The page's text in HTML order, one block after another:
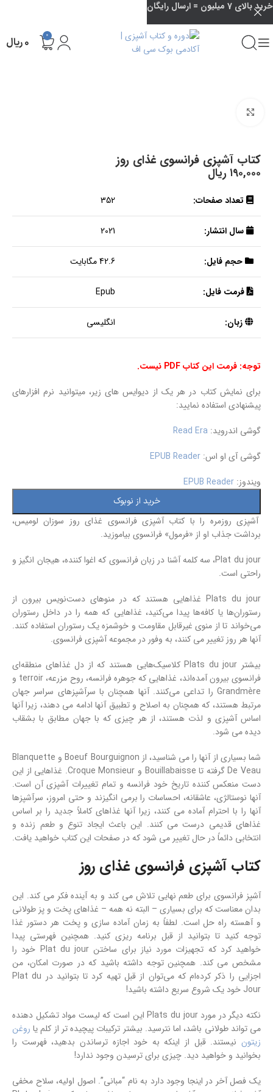
0 ۰ریال
کتاب آشپزی فرانسوی غذای روز
۱۹۰,۰۰۰ ریال
تعداد صفحات: 352
سال انتشار: 2021
حجم فایل: 42.6 مگابایت
فرمت فایل: Epub
زبان: انگلیسی
توجه: فرمت این کتاب PDF نیست.
برای نمایش کتاب در هر یک از دیوایس های زیر، میتوانید نرم افزارهای
پیشنهادی استفاده نمایید:
گوشی اندروید: Read Era
گوشی آی او اس: EPUB Reader
ویندوز: EPUB Reader
خرید از نوبوک
آشپزی روزمره را با کتاب آشپزی فرانسوی غذای روز سوزان لومیس،
برداشت جذاب او از «فرمول» فرانسوی بیاموزید.
Plat du jour، سه کلمه آشنا در زبان فرانسوی که اغوا کننده، هیجان انگیز و
راحتی است.
Plats du jour غذاهایی هستند که در منوهای دست‌نویس بیرون از
رستوران‌ها یا کافه‌ها پیدا می‌کنید، غذاهایی که همه را در داخل رستوران
می‌خواند تا از منوی غیرقابل مقاومت و خوشمزه یک رستوران استفاده کنند.
آنها هر روز تغییر می کنند، به وفور در مجموعه آشپزی فرانسوی.
بیشتر Plats du jour کلاسیک‌هایی هستند که از دل غذاهای منطقه‌ای
فرانسوی بیرون آمده‌اند، غذاهایی که جوهره فرانسه، روح مزرعه، terroir و
Grandmère را تداعی می‌کنند. آنها همچنان با سرآشپزهای سراسر جهان
مرتبط هستند، که همچنان به اصلاح و تطبیق آنها ادامه می دهند، زیرا آنها
اساس آشپزی و لذت هستند، از هر چیزی که با جهان مطابق با بشقاب
دیده می شود.
شما بسیاری از آنها را می شناسید، از Boeuf Bourguignon و Blanquette
De Veau گرفته تا Bouillabaisse و Croque Monsieur. غذاهایی از این
دست منعکس کننده تاریخ خود فرانسه و تمام تغییرات آشپزی آن است.
آنها نوستالژی، عاشقانه، احساسات را برمی انگیزند و حتی امروز، سرآشپزها
آنها را با احترام آماده می کنند، زیرا آنها غذاهای کاملاً جدید را بر اساس
غذاهای قدیمی درست می کنند. این باعث ایجاد تنوع و طعم زنده و
انتخابی دائماً در حال تغییر می شود که در صفحات این کتاب خواهید یافت.
کتاب آشپزی فرانسوی غذای روز
آشپز فرانسوی برای طعم نهایی تلاش می کند و به آینده فکر می کند. این
بدان معناست که برای بسیاری – البته نه همه – غذاهای پخت و پز طولانی
و آهسته راه حل است. لطفاً به زمان آماده سازی و پخت هر دستور غذا
توجه کنید تا بتوانید از قبل برنامه ریزی کنید. همچنین فهرستی پیدا
خواهید کرد که تجهیزات مورد نیاز برای ساختن Plat du jour خود را
مشخص می کند. همچنین توجه داشته باشید که در صورت امکان، من
اجزایی را ذکر کرده‌ام که می‌توان از قبل تهیه کرد تا بتوانید در Plat du
Jour خود یک شروع سریع داشته باشید!
نکته دیگر در مورد Plats du jour این است که لیست مواد تشکیل دهنده
می تواند طولانی باشد، اما نترسید. بیشتر ترکیبات پیچیده تر از کلم یا روغن
زیتون نیستند. قبل از اینکه به خود اجازه ترساندن بدهید، فهرست را
بخوانید و خواهید دید. چیزی برای ترسیدن وجود ندارد!
یک فصل آخر در اینجا وجود دارد به نام “مبانی”. اصول اولیه، سلاح مخفی
خرید بالای 7 میلیون = ارسال رایگان